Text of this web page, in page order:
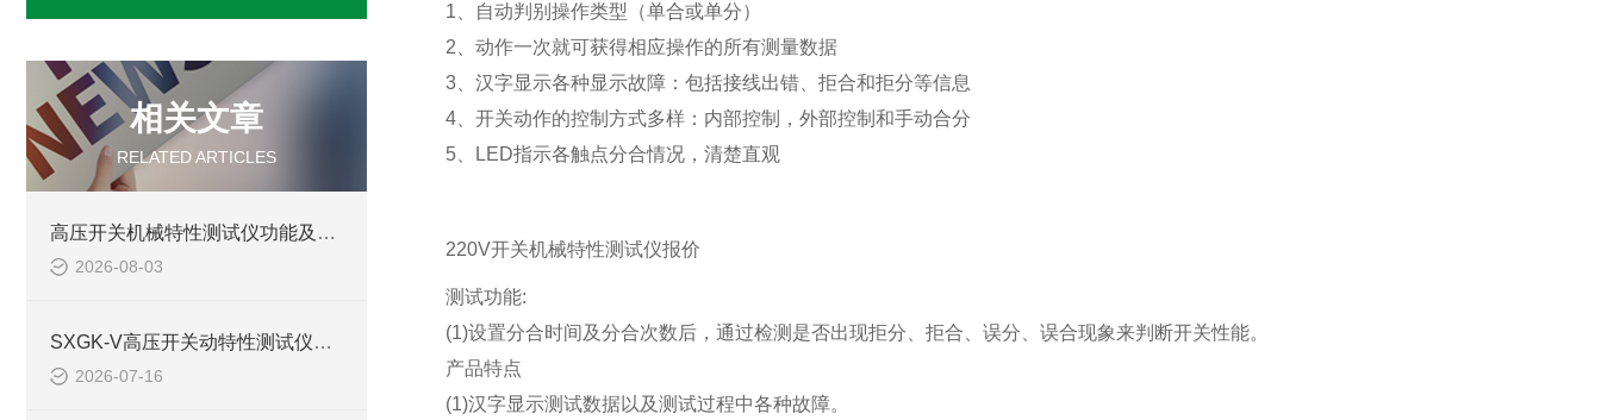
相关文章
RELATED ARTICLES
高压开关机械特性测试仪功能及使用
2026-08-03
SXGK-V高压开关动特性测试仪试验方案
2026-07-16
1、自动判别操作类型（单合或单分）
2、动作一次就可获得相应操作的所有测量数据
3、汉字显示各种显示故障：包括接线出错、拒合和拒分等信息
4、开关动作的控制方式多样：内部控制，外部控制和手动合分
5、LED指示各触点分合情况，清楚直观
220V开关机械特性测试仪报价
测试功能:
(1)设置分合时间及分合次数后，通过检测是否出现拒分、拒合、误分、误合现象来判断开关性能。
产品特点
(1)汉字显示测试数据以及测试过程中各种故障。